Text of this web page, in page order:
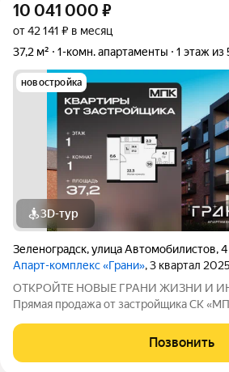
10 041 000 ₽
от 42 141 ₽ в месяц
37,2 м²
1-комн. апартаменты 1 этаж из
новостройка
3D-тур
Зеленоградск,улица Автомобилистов,4
Апарт-комплекс «Грани», 3 квартал 2025
ОТКРОЙТЕ НОВЫЕ ГРАНИ ЖИЗНИ И
Прямая продажа от застройщика СК «МПК»
собой пятиэтажное здание с
Авторское архитектурное решение
Позвонить